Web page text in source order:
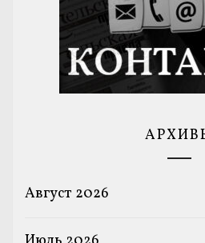
Август 2026